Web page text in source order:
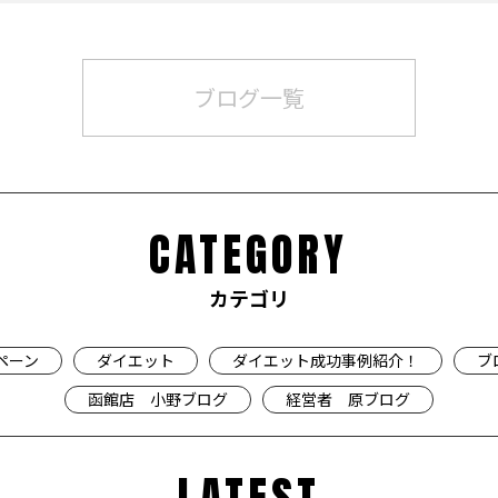
ブログ一覧
CATEGORY
カテゴリ
ーン ダイエット ダイエット成功事例紹介！ ブ
函館店 小野ブログ
経営者 原ブログ